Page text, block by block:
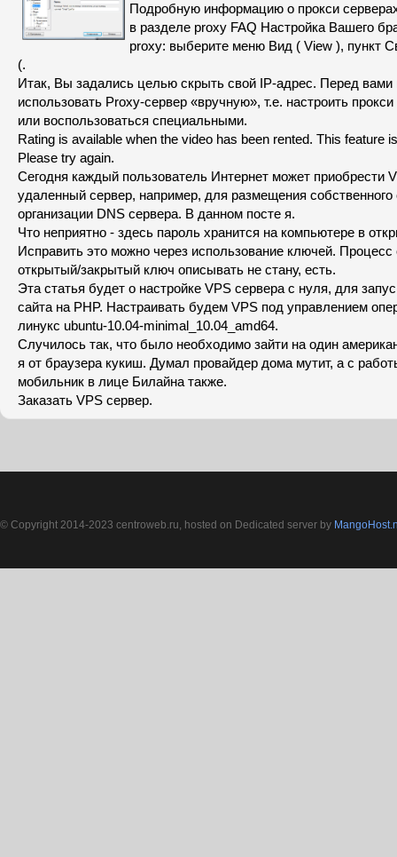
Подробную информацию о прокси
в разделе proxy FAQ Настройка Вашего
proxy: выберите меню Вид ( View ), пункт
(.
Итак, Вы задались целью скрыть свой IP-адрес. Перед вами
использовать Proxy-сервер «вручную», т.е. настроить
или воспользоваться специальными.
Rating is available when the video has been rented. This feature
Please try again.
Сегодня каждый пользователь Интернет может приобрести
удаленный сервер, например, для размещения собственного
организации DNS сервера. В данном посте я.
Что неприятно - здесь пароль хранится на компьютере в
Исправить это можно через использование ключей.
открытый/закрытый ключ описывать не стану, есть.
Эта статья будет о настройке VPS сервера с нуля, для
сайта на PHP. Настраивать будем VPS под управлением
линукс ubuntu-10.04-minimal_10.04_amd64.
Случилось так, что было необходимо зайти на один
я от браузера кукиш. Думал провайдер дома мутит, а с
мобильник в лице Билайна также.
Заказать VPS сервер.
© Copyright 2014-2023 centroweb.ru, hosted on Dedicated server by